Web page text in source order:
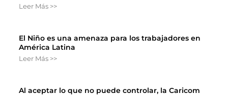
Leer Más >>
El Niño es una amenaza para los trabajadores en
América Latina
Leer Más >>
Al aceptar lo que no puede controlar, la Caricom